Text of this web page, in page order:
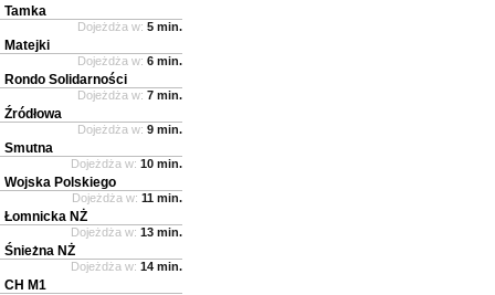
Tamka
Dojeżdża w: 5 min.
Matejki
Dojeżdża w: 6 min.
Rondo Solidarności
Dojeżdża w: 7 min.
Źródłowa
Dojeżdża w: 9 min.
Smutna
Dojeżdża w: 10 min.
Wojska Polskiego
Dojeżdża w: 11 min.
Łomnicka NŻ
Dojeżdża w: 13 min.
Śnieżna NŻ
Dojeżdża w: 14 min.
CH M1